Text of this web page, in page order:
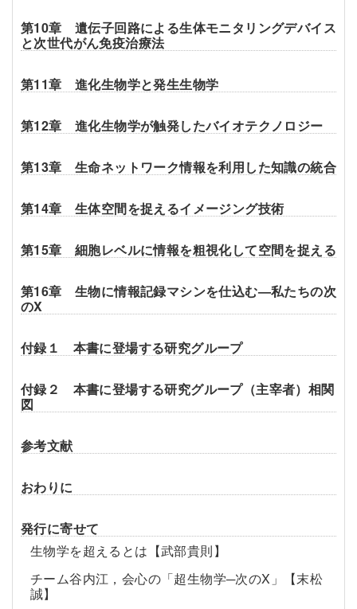
第10章 遺伝子回路による生体モニタリングデバイス
と次世代がん免疫治療法
第11章 進化生物学と発生生物学
第12章 進化生物学が触発したバイオテクノロジー
第13章 生命ネットワーク情報を利用した知識の統合
第14章 生体空間を捉えるイメージング技術
第15章 細胞レベルに情報を粗視化して空間を捉える
第16章 生物に情報記録マシンを仕込む—私たちの次
のX
付録１ 本書に登場する研究グループ
付録２ 本書に登場する研究グループ（主宰者）相関
図
参考文献
おわりに
発行に寄せて
生物学を超えるとは【武部貴則】
チーム谷内江，会心の「超生物学─次のX」【末松
誠】